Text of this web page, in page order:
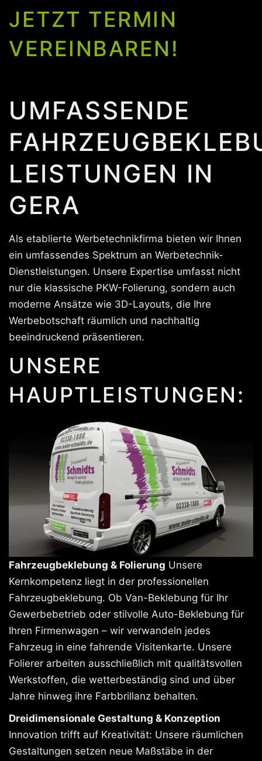
JETZT TERMIN
VEREINBAREN!
UMFASSENDE
LEISTUNGEN IN
GERA
Als etablierte Werbetechnikfirma bieten wir Ihnen
ein umfassendes Spektrum an Werbetechnik-
Dienstleistungen. Unsere Expertise umfasst nicht
nur die klassische PKW-Folierung, sondern auch
moderne Ansätze wie 3D-Layouts, die Ihre
Werbebotschaft räumlich und nachhaltig
beeindruckend präsentieren.
UNSERE
HAUPTLEISTUNGEN:
Fahrzeugbeklebung & Folierung Unsere
Kernkompetenz liegt in der professionellen
Fahrzeugbeklebung. Ob Van-Beklebung für Ihr
Gewerbebetrieb oder stilvolle Auto-Beklebung für
Ihren Firmenwagen – wir verwandeln jedes
Fahrzeug in eine fahrende Visitenkarte. Unsere
Folierer arbeiten ausschließlich mit qualitätsvollen
Werkstoffen, die wetterbeständig sind und über
Jahre hinweg ihre Farbbrillanz behalten.
Dreidimensionale Gestaltung & Konzeption
Innovation trifft auf Kreativität: Unsere räumlichen
Gestaltungen setzen neue Maßstäbe in der